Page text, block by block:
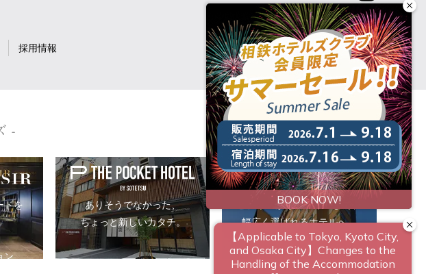
採用情報
-
ドを
ン
ありそうでなかった、
ちょっと新しいカタチ。
ビジネスからレジャーまで、
幅広く選ばれるホテルへ。